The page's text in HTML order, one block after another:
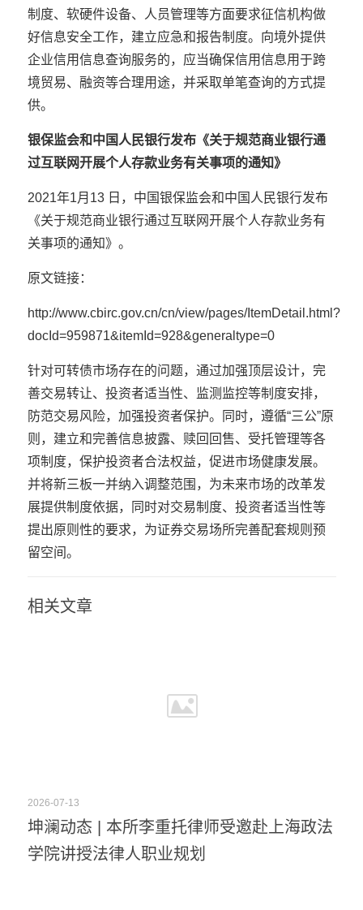
制度、软硬件设备、人员管理等方面要求征信机构做
好信息安全工作，建立应急和报告制度。向境外提供
企业信用信息查询服务的，应当确保信用信息用于跨
境贸易、融资等合理用途，并采取单笔查询的方式提
供。
银保监会和中国人民银行发布《关于规范商业银行通
过互联网开展个人存款业务有关事项的通知》
2021年1月13 日，中国银保监会和中国人民银行发布
《关于规范商业银行通过互联网开展个人存款业务有
关事项的通知》。
原文链接：
http://www.cbirc.gov.cn/cn/view/pages/ItemDetail.html?
docId=959871&itemId=928&generaltype=0
针对可转债市场存在的问题，通过加强顶层设计，完
善交易转让、投资者适当性、监测监控等制度安排，
防范交易风险，加强投资者保护。同时，遵循“三公”原
则，建立和完善信息披露、赎回回售、受托管理等各
项制度，保护投资者合法权益，促进市场健康发展。
并将新三板一并纳入调整范围，为未来市场的改革发
展提供制度依据，同时对交易制度、投资者适当性等
提出原则性的要求，为证券交易场所完善配套规则预
留空间。
相关文章
2026-07-13
坤澜动态 | 本所李重托律师受邀赴上海政法
学院讲授法律人职业规划